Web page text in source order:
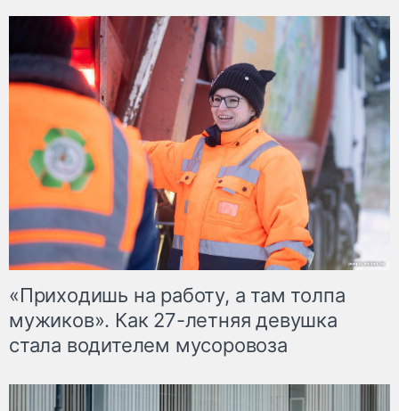
«Приходишь на работу, а там толпа
мужиков». Как 27-летняя девушка
стала водителем мусоровоза